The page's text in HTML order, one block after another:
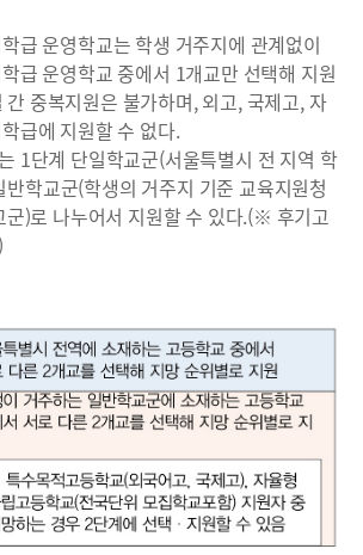
학급 운영학교는 학생 거주지에 관계없이
급 운영학교 중에서 1개교만 선택해 지원
간 중복지원은 불가하며, 외고, 국제고, 자
급에 지원할 수 없다.
1단계 단일학교군(서울특별시 전 지역 학
학교군(학생의 거주지 기준 교육지원청
군)로 나누어서 지원할 수 있다.(※ 후기고